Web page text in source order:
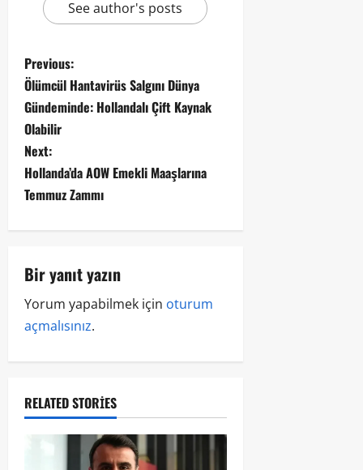
See author's posts
Previous:
Ölümcül Hantavirüs Salgını Dünya
Gündeminde: Hollandalı Çift Kaynak
Olabilir
Next:
Hollanda’da AOW Emekli Maaşlarına
Temmuz Zammı
Bir yanıt yazın
Yorum yapabilmek için oturum
açmalısınız.
RELATED STORIES